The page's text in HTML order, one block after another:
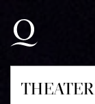
Zur
Zum
Zum Footer